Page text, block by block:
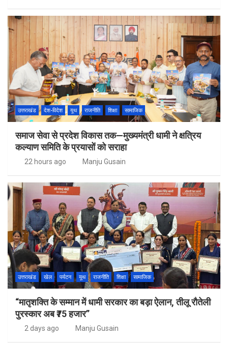
उत्तराखंड देश-विदेश यूथ राजनीति शिक्षा सामाजिक
समाज सेवा से प्रदेश विकास तक—मुख्यमंत्री धामी ने क्षत्रिय
कल्याण समिति के प्रयासों को सराहा
22 hours ago Manju Gusain
उत्तराखंड खेल पर्यटन यूथ राजनीति शिक्षा सामाजिक
“मातृशक्ति के सम्मान में धामी सरकार का बड़ा ऐलान, तीलू रौतेली
पुरस्कार अब ₹75 हजार”
2 days ago Manju Gusain